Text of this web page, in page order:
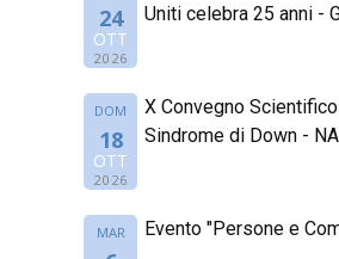
24
OTT
2026
Uniti celebra 25 anni -
DOM
18
OTT
2026
X Convegno
Sindrome di Down -
MAR Evento "Persone e